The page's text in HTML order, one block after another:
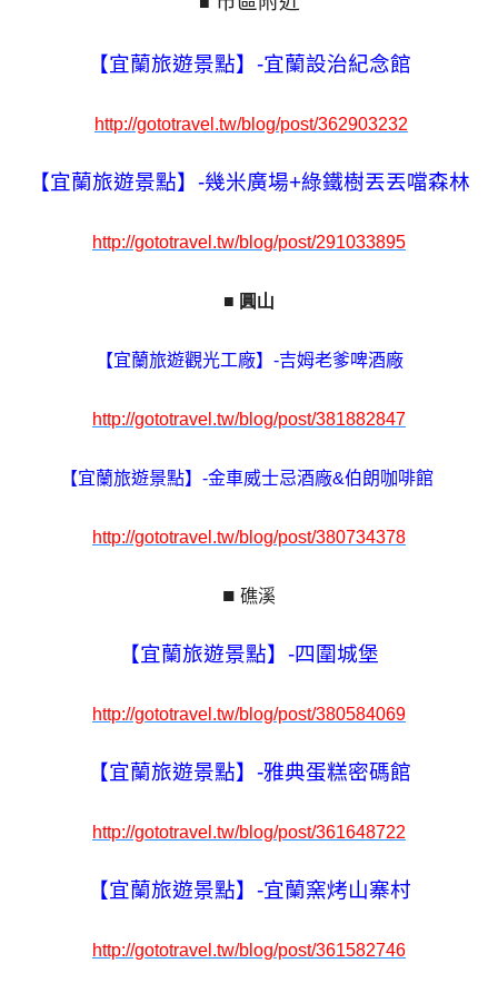
【宜蘭旅遊景點】-宜蘭設治紀念館
http://gototravel.tw/blog/post/362903232
【宜蘭旅遊景點】-幾米廣場+綠鐵樹丟丟噹森林
http://gototravel.tw/blog/post/291033895
■ 圓山
【宜蘭旅遊觀光工廠】-吉姆老爹啤酒廠
http://gototravel.tw/blog/post/381882847
【宜蘭旅遊景點】-金車威士忌酒廠&伯朗咖啡館
http://gototravel.tw/blog/post/380734378
■ 礁溪
【宜蘭旅遊景點】-四圍城堡
http://gototravel.tw/blog/post/380584069
【宜蘭旅遊景點】-雅典蛋糕密碼館
http://gototravel.tw/blog/post/361648722
【宜蘭旅遊景點】-宜蘭窯烤山寨村
http://gototravel.tw/blog/post/361582746